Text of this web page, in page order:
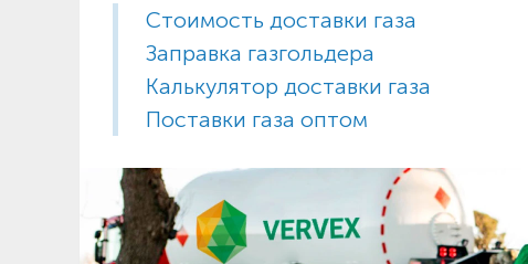
Стоимость доставки газа
Заправка газгольдера
Калькулятор доставки газа
Поставки газа оптом